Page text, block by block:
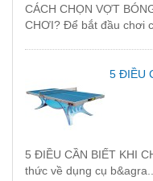
CÁCH CHỌN VỢT
CHƠI? Để bắt đầu chơi
5 ĐIỀU
5 ĐIỀU CẦN BIẾT KHI
thức về dụng cụ